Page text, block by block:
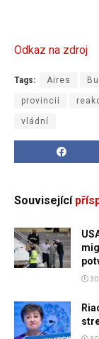
Odkaz na zdroj
Tags: Aires
provincii
vládní
Související